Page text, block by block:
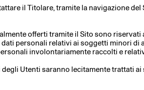
il Titolare, tramite la navigazione
offerti tramite il Sito sono
personali relativi ai soggetti minori di
involontariamente raccolti e
Utenti saranno lecitamente trattati